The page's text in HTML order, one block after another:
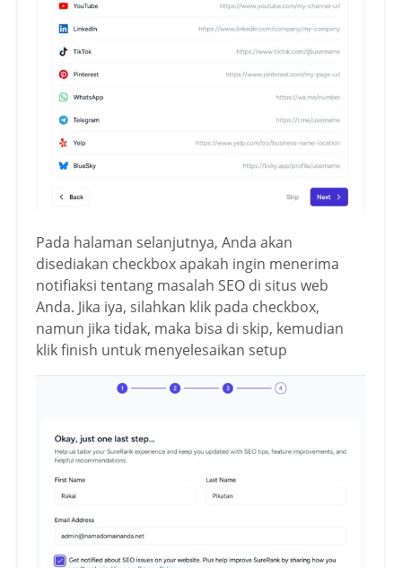
Pada halaman selanjutnya, Anda akan
disediakan checkbox apakah ingin menerima
notifiaksi tentang masalah SEO di situs web
Anda. Jika iya, silahkan klik pada checkbox,
namun jika tidak, maka bisa di skip, kemudian
klik finish untuk menyelesaikan setup